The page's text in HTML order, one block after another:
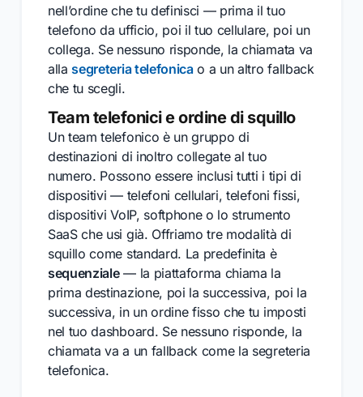
nell’ordine che tu definisci — prima il tuo
telefono da ufficio, poi il tuo cellulare, poi un
collega. Se nessuno risponde, la chiamata va
alla segreteria telefonicao a un altro fallback
che tu scegli.
Team telefonici e ordine di squillo
Un team telefonico è un gruppo di
destinazioni di inoltro collegate al tuo
numero. Possono essere inclusi tutti i tipi di
dispositivi — telefoni cellulari, telefoni fissi,
dispositivi VoIP, softphone o lo strumento
SaaS che usi già. Offriamo tre modalità di
squillo come standard. La predefinita è
sequenziale— la piattaforma chiama la
prima destinazione, poi la successiva, poi la
successiva, in un ordine fisso che tu imposti
nel tuo dashboard. Se nessuno risponde, la
chiamata va a un fallback come la segreteria
telefonica.